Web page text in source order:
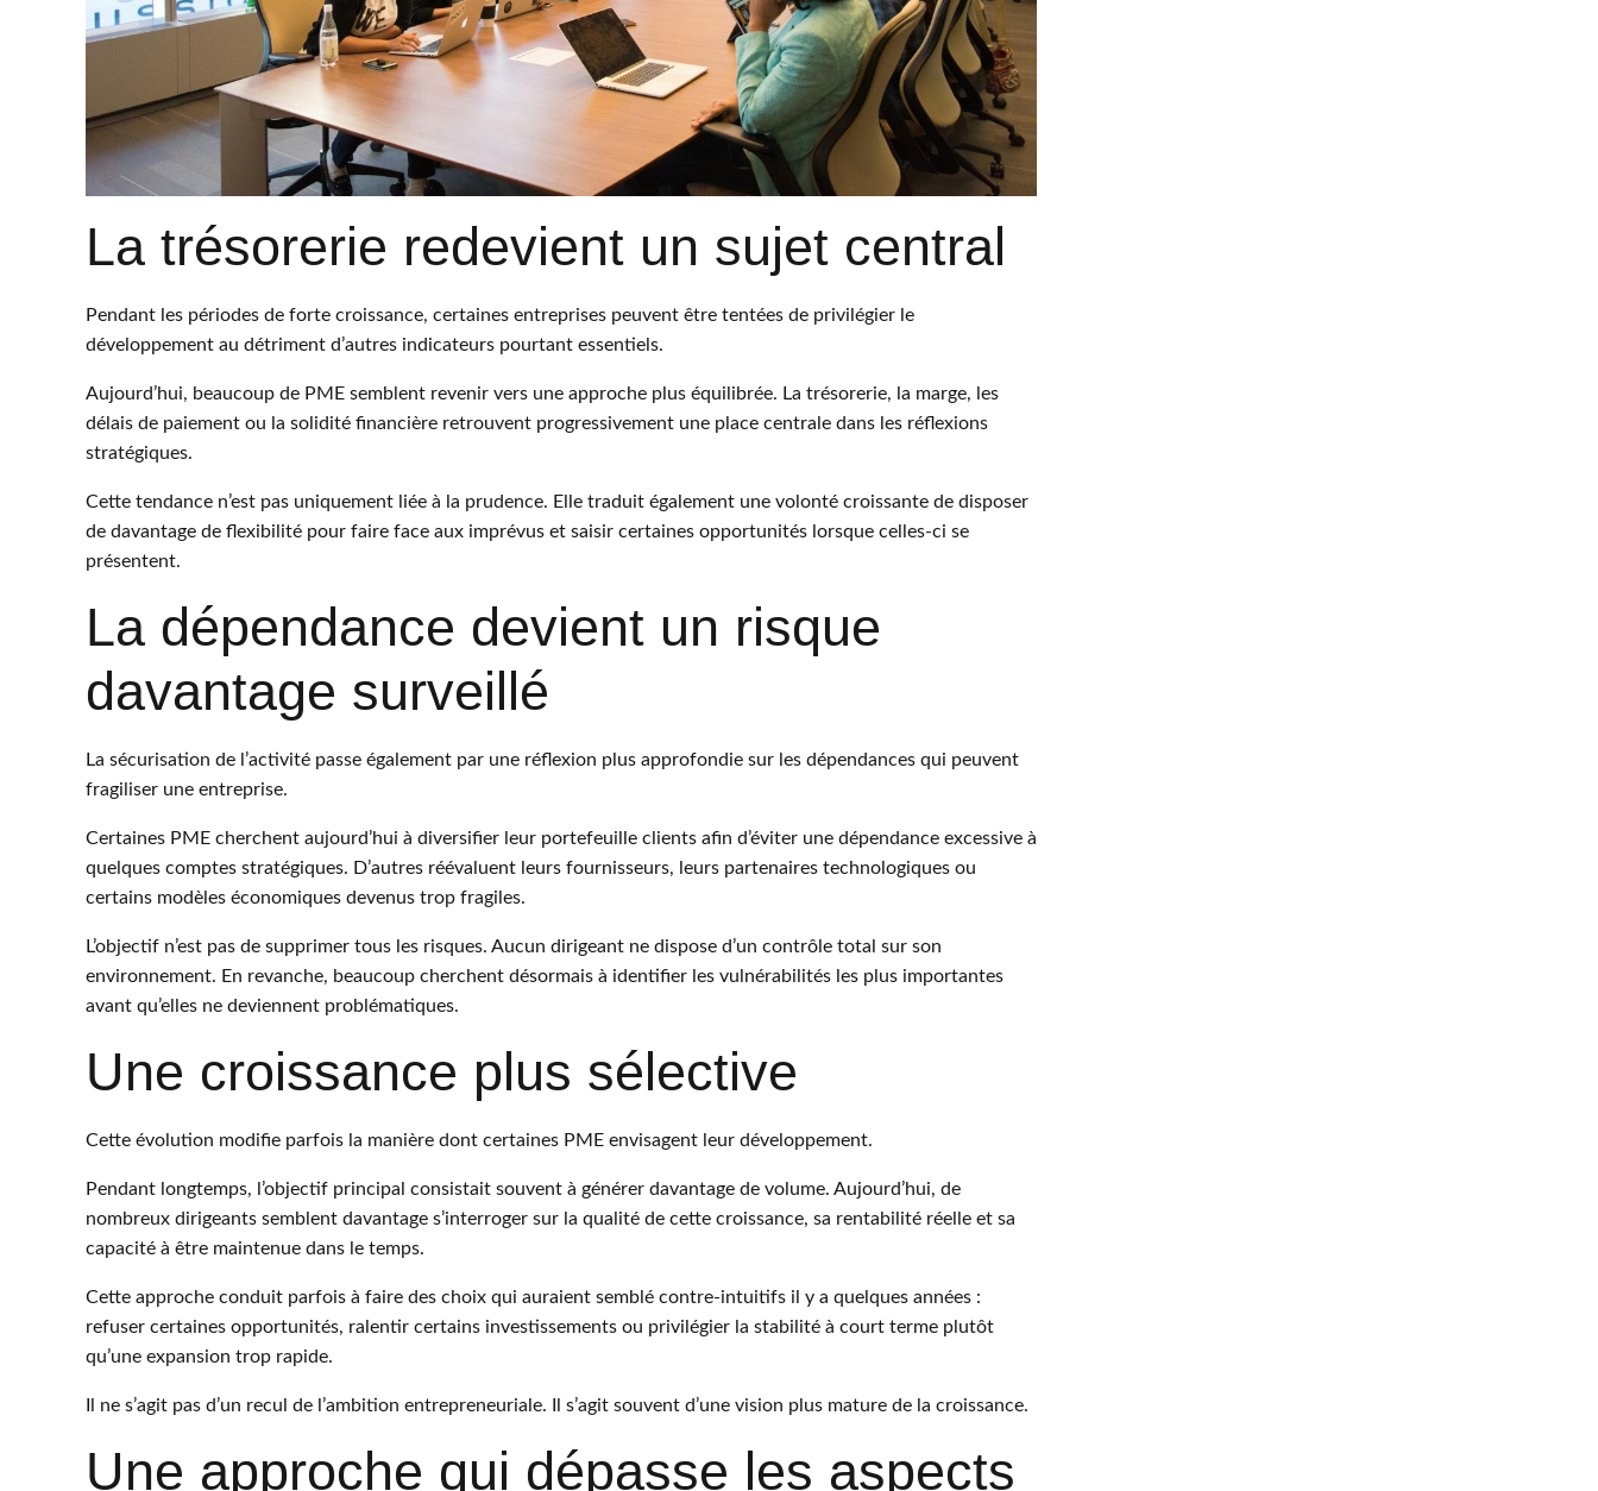
La trésorerie redevient un sujet central
Pendant les périodes de forte croissance, certaines entreprises peuvent être tentées de privilégier le
développement au détriment d’autres indicateurs pourtant essentiels.
Aujourd’hui, beaucoup de PME semblent revenir vers une approche plus équilibrée. La trésorerie, la marge, les
délais de paiement ou la solidité financière retrouvent progressivement une place centrale dans les réflexions
stratégiques.
Cette tendance n’est pas uniquement liée à la prudence. Elle traduit également une volonté croissante de disposer
de davantage de flexibilité pour faire face aux imprévus et saisir certaines opportunités lorsque celles-ci se
présentent.
La dépendance devient un risque
davantage surveillé
La sécurisation de l’activité passe également par une réflexion plus approfondie sur les dépendances qui peuvent
fragiliser une entreprise.
Certaines PME cherchent aujourd’hui à diversifier leur portefeuille clients afin d’éviter une dépendance excessive à
quelques comptes stratégiques. D’autres réévaluent leurs fournisseurs, leurs partenaires technologiques ou
certains modèles économiques devenus trop fragiles.
L’objectif n’est pas de supprimer tous les risques. Aucun dirigeant ne dispose d’un contrôle total sur son
environnement. En revanche, beaucoup cherchent désormais à identifier les vulnérabilités les plus importantes
avant qu’elles ne deviennent problématiques.
Une croissance plus sélective
Cette évolution modifie parfois la manière dont certaines PME envisagent leur développement.
Pendant longtemps, l’objectif principal consistait souvent à générer davantage de volume. Aujourd’hui, de
nombreux dirigeants semblent davantage s’interroger sur la qualité de cette croissance, sa rentabilité réelle et sa
capacité à être maintenue dans le temps.
Cette approche conduit parfois à faire des choix qui auraient semblé contre-intuitifs il y a quelques années :
refuser certaines opportunités, ralentir certains investissements ou privilégier la stabilité à court terme plutôt
qu’une expansion trop rapide.
Il ne s’agit pas d’un recul de l’ambition entrepreneuriale. Il s’agit souvent d’une vision plus mature de la croissance.
Une approche qui dépasse les aspects